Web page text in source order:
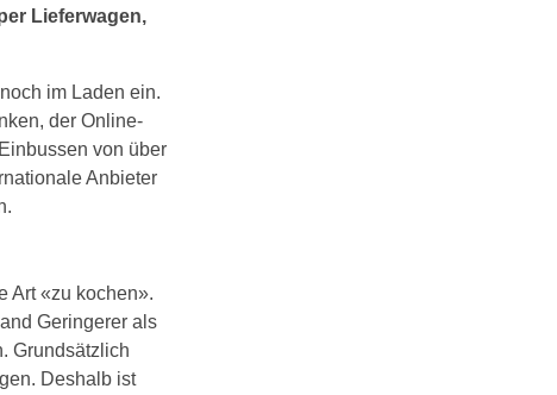
Lieferwagen,
im Laden ein.
der Online-
von über
Anbieter
Art «zu kochen».
Geringerer als
Grundsätzlich
Deshalb ist